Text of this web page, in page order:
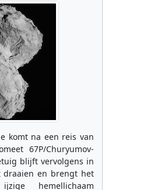
komt na een reis van
67P/Churyumov-
blijft vervolgens in
draaien en brengt het
hemellichaam